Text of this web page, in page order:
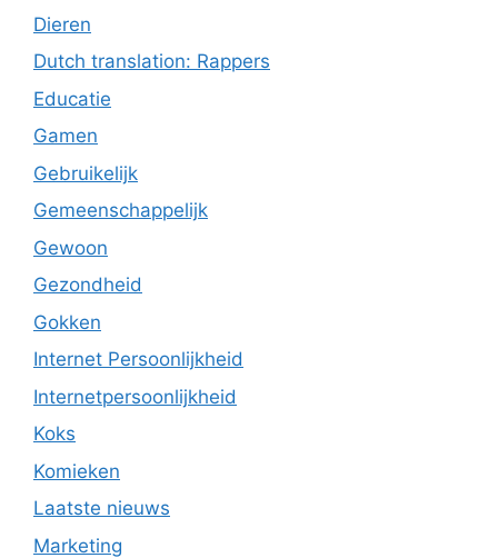
Dieren
Dutch translation: Rappers
Educatie
Gamen
Gebruikelijk
Gemeenschappelijk
Gewoon
Gezondheid
Gokken
Internet Persoonlijkheid
Internetpersoonlijkheid
Koks
Komieken
Laatste nieuws
Marketing